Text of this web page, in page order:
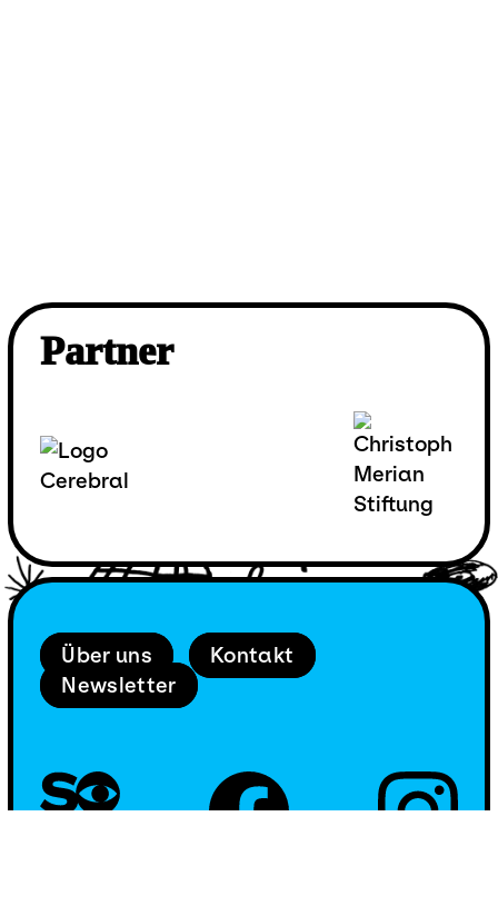
Partner
Über uns
Kontakt
Newsletter